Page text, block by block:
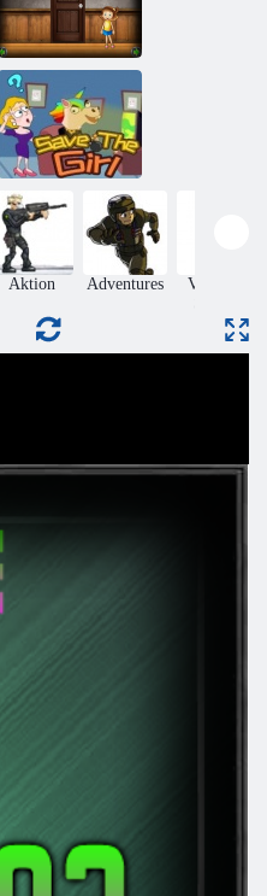
Amgel Kids
Room Flucht
346
Rette das
Mädchen
Aktion Adventures
Verlassen
Raum